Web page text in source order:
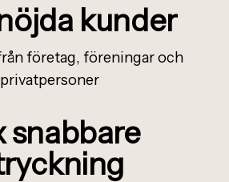
öjda kunder
företag, föreningar och
privatpersoner
snabbare